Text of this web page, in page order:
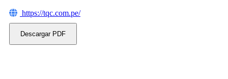
https://tqc.com.pe/
Descargar PDF